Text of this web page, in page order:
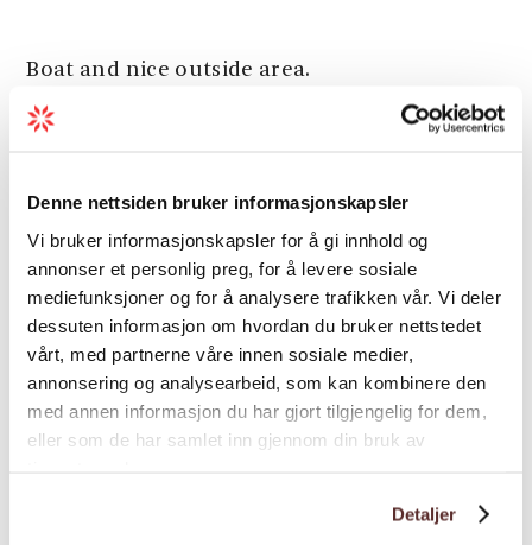
Denne nettsiden bruker informasjonskapsler
Vi bruker informasjonskapsler for å gi innhold og
annonser et personlig preg, for å levere sosiale
mediefunksjoner og for å analysere trafikken vår. Vi deler
dessuten informasjon om hvordan du bruker nettstedet
vårt, med partnerne våre innen sosiale medier,
annonsering og analysearbeid, som kan kombinere den
med annen informasjon du har gjort tilgjengelig for dem,
eller som de har samlet inn gjennom din bruk av
Detaljer
Boat and nice outside area.
Room facilities
Season